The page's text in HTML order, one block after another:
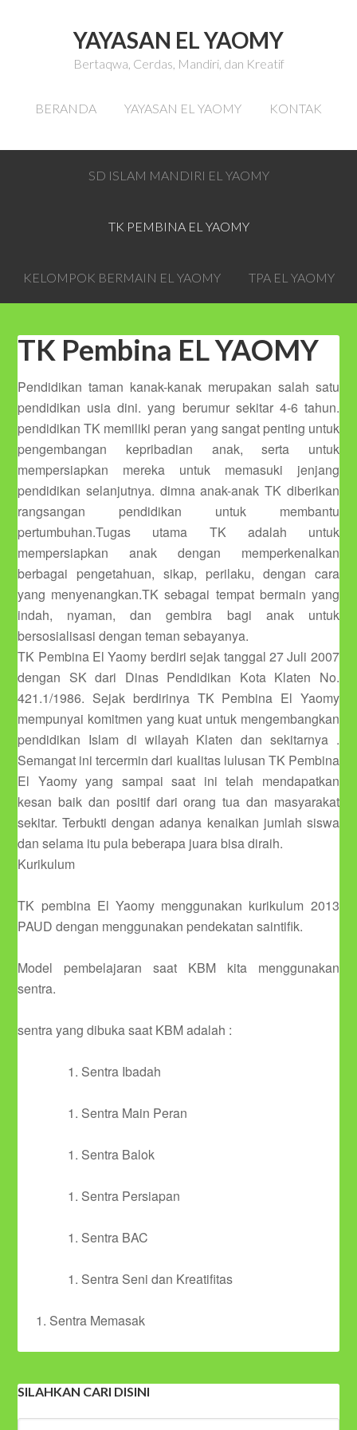
YAYASAN EL YAOMY
Bertaqwa, Cerdas, Mandiri, dan Kreatif
BERANDA YAYASAN EL YAOMY KONTAK
SD ISLAM MANDIRI EL YAOMY
TK PEMBINA EL YAOMY
KELOMPOK BERMAIN EL YAOMY TPA EL YAOMY
TK Pembina EL YAOMY
Pendidikan taman kanak-kanak merupakan salah satu
pendidikan usia dini. yang berumur sekitar 4-6 tahun.
pendidikan TK memiliki peran yang sangat penting untuk
pengembangan kepribadian anak, serta untuk
mempersiapkan mereka untuk memasuki jenjang
pendidikan selanjutnya. dimna anak-anak TK diberikan
rangsangan pendidikan untuk membantu
pertumbuhan.Tugas utama TK adalah untuk
mempersiapkan anak dengan memperkenalkan
berbagai pengetahuan, sikap, perilaku, dengan cara
yang menyenangkan.TK sebagai tempat bermain yang
indah, nyaman, dan gembira bagi anak untuk
bersosialisasi dengan teman sebayanya.
TK Pembina El Yaomy berdiri sejak tanggal 27 Juli 2007
dengan SK dari Dinas Pendidikan Kota Klaten No.
421.1/1986. Sejak berdirinya TK Pembina El Yaomy
mempunyai komitmen yang kuat untuk mengembangkan
pendidikan Islam di wilayah Klaten dan sekitarnya .
Semangat ini tercermin dari kualitas lulusan TK Pembina
El Yaomy yang sampai saat ini telah mendapatkan
kesan baik dan positif dari orang tua dan masyarakat
sekitar. Terbukti dengan adanya kenaikan jumlah siswa
dan selama itu pula beberapa juara bisa diraih.
Kurikulum
TK pembina El Yaomy menggunakan kurikulum 2013
PAUD dengan menggunakan pendekatan saintifik.
Model pembelajaran saat KBM kita menggunakan
sentra.
sentra yang dibuka saat KBM adalah :
Sentra Ibadah
Sentra Main Peran
Sentra Balok
Sentra Persiapan
Sentra BAC
Sentra Seni dan Kreatifitas
Sentra Memasak
SILAHKAN CARI DISINI